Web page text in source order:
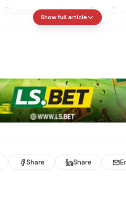
පීඩනයකට ලක්ව හෝ බිඳ
සිතීම ඉබේම සිදු වන මෙන්ම
දර්ශකවල පදනම් වන දත්ත හෝ
පවතී. එහෙත්, සාක්ෂි මත
සපයයි. ගෝලීය ආහාර
එනම්, මිල දී ගැනීමේ පහසුව,
ආරක්ෂාවයි. ස්වාභාවික
Show full article
Share Share